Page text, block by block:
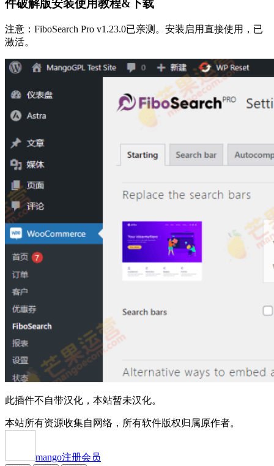
件破解版安装使用教程&下载
注意：FiboSearch Pro v1.23.0已亲测。安装启用直接使用，已
激活。
此插件不自带汉化，本站暂未汉化。
本站所有资源收集自网络，所有软件版权归属原作者。
mango注册会员